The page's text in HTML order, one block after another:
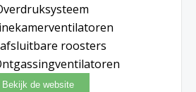
afsluitbare roosters